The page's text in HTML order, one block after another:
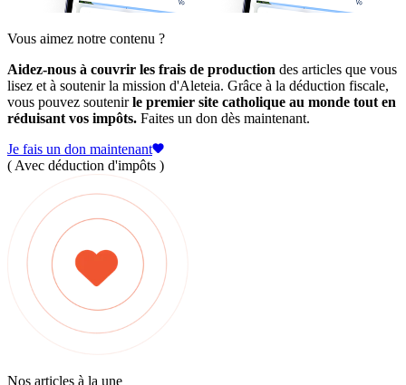
Vous aimez notre contenu ?
Aidez-nous à couvrir les frais de production des articles que vous
lisez et à soutenir la mission d'Aleteia. Grâce à la déduction fiscale,
vous pouvez soutenirle premier site catholique au monde tout en
réduisant vos impôts. Faites un don dès maintenant.
Je fais un don maintenant
( Avec déduction d'impôts )
Nos articles à la une